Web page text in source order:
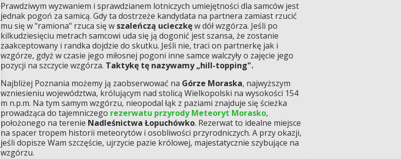
Prawdziwym wyzwaniem i sprawdzianem lotniczych umiejętności dla samców jest
jednak pogoń za samicą. Gdy ta dostrzeże kandydata na partnera zamiast rzucić
mu się w "ramiona" rzuca się w szaleńczą ucieczkęw dół wzgórza. Jeśli po
kilkudziesięciu metrach samcowi uda się ją dogonić jest szansa, że zostanie
zaakceptowany i randka dojdzie do skutku. Jeśli nie, traci on partnerkę jak i
wzgórze, gdyż w czasie jego miłosnej pogoni inne samce walczyły o zajęcie jego
pozycji na szczycie wzgórza. Taktykę tę nazywamy „hill-topping".
Najbliżej Poznania możemy ją zaobserwować na Górze Moraska, najwyższym
wzniesieniu województwa, królującym nad stolicą Wielkopolski na wysokości 154
m n.p.m. Na tym samym wzgórzu, nieopodal łąk z paziami znajduje się ścieżka
prowadząca do tajemniczego rezerwatu przyrody Meteoryt Morasko,
położonego na terenie Nadleśnictwa Łopuchówko. Rezerwat to idealne miejsce
na spacer tropem historii meteorytów i osobliwości przyrodniczych. A przy okazji,
jeśli dopisze Wam szczęście, ujrzycie pazie królowej, majestatycznie szybujące na
wzgórzu.